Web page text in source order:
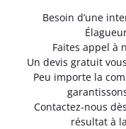
Besoin d’une
Faites appel à
Un devis gratuit
Peu importe la
Contactez-nous
résultat à